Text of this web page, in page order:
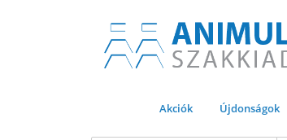
Akciók Újdonságok